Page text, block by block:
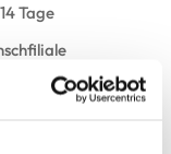
Tage